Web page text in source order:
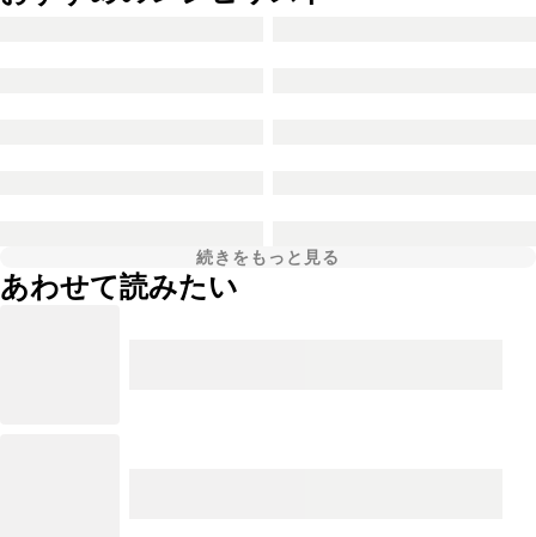
続きをもっと見る
あわせて読みたい